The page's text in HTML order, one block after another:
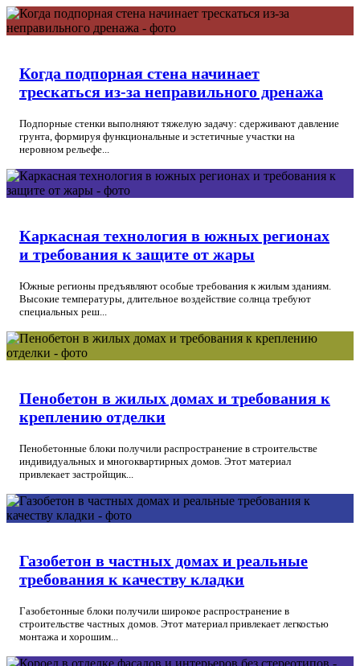
Когда подпорная стена начинает
трескаться из-за неправильного дренажа
Подпорные стенки выполняют тяжелую задачу: сдерживают давление
грунта, формируя функциональные и эстетичные участки на
неровном рельефе...
Каркасная технология в южных регионах
и требования к защите от жары
Южные регионы предъявляют особые требования к жилым зданиям.
Высокие температуры, длительное воздействие солнца требуют
специальных реш...
Пенобетон в жилых домах и требования к
креплению отделки
Пенобетонные блоки получили распространение в строительстве
индивидуальных и многоквартирных домов. Этот материал
привлекает застройщик...
Газобетон в частных домах и реальные
требования к качеству кладки
Газобетонные блоки получили широкое распространение в
строительстве частных домов. Этот материал привлекает легкостью
монтажа и хорошим...